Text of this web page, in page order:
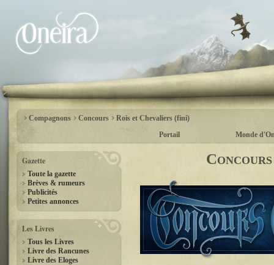
Compagnons Concours
Rois et Chevaliers (fini)
Portail
Monde
Gazette
Toute la gazette
Brèves & rumeurs
Publicités
Petites annonces
Les Livres
Tous les Livres
Livre des Rancunes
Livre des Eloges